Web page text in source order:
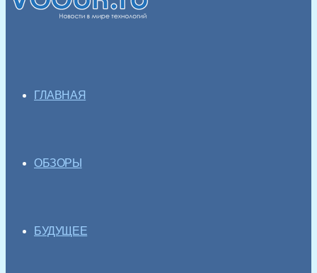
ГЛАВНАЯ
ОБЗОРЫ
БУДУЩЕЕ